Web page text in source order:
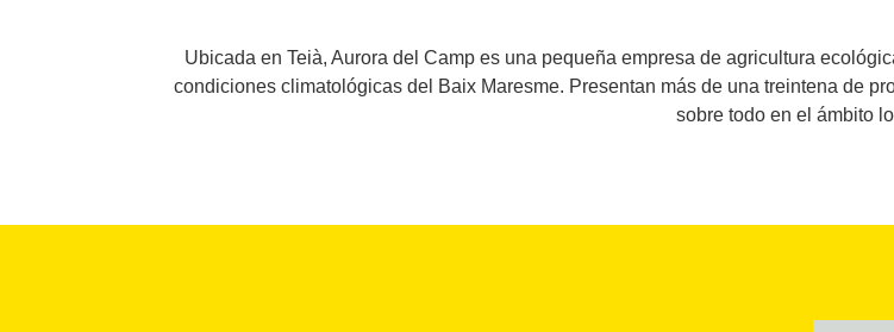
Ubicada en Teià, Aurora del Camp es una pequeña empresa de agricultura
condiciones climatológicas del Baix Maresme. Presentan más de una treintena de
sobre todo en el ámbito